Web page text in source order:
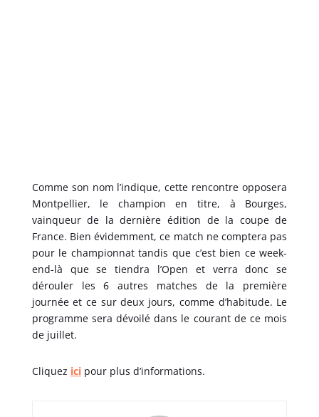
Comme son nom l’indique, cette rencontre opposera
Montpellier, le champion en titre, à Bourges,
vainqueur de la dernière édition de la coupe de
France. Bien évidemment, ce match ne comptera pas
pour le championnat tandis que c’est bien ce week-
end-là que se tiendra l’Open et verra donc se
dérouler les 6 autres matches de la première
journée et ce sur deux jours, comme d’habitude. Le
programme sera dévoilé dans le courant de ce mois
de juillet.
Cliquez icipour plus d’informations.